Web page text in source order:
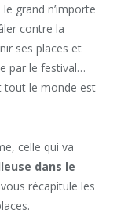
grand n’importe
contre la
ses places et
par le festival…
tout le monde est
celle qui va
dans le
récapitule les